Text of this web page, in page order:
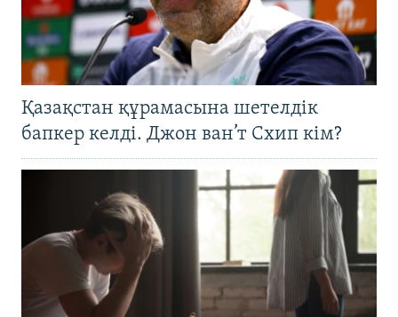
Қазақстан құрамасына шетелдік
бапкер келді. Джон ван’т Схип кім?